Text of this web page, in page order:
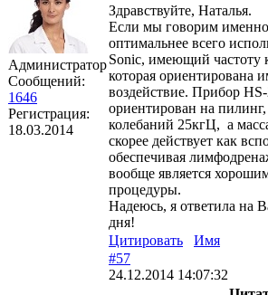
Администратор
Сообщений:
1646
Регистрация:
18.03.2014
Здравствуйте, Наталья.
Если мы говорим
оптимальнее всего
Sonic, имеющий частоту
которая ориентирована
воздействие. Прибор
ориентирован на пилинг,
колебаний 25кгЦ, а
скорее действует как
обеспечивая
вообще является
процедуры.
Надеюсь, я ответила на
дня!
Цитировать
Имя
#57
24.12.2014 14:07:32